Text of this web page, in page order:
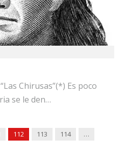
Chirusas”(*) Es poco
se le den…
112 113 114
…